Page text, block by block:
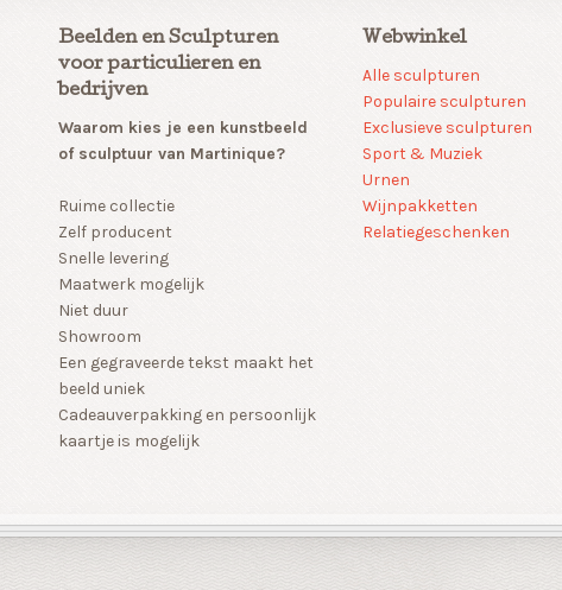
Beelden en Sculpturen
voor particulieren en
bedrijven
Waarom kies je een kunstbeeld
of sculptuur van Martinique?
Ruime collectie
Zelf producent
Snelle levering
Maatwerk mogelijk
Niet duur
Showroom
Een gegraveerde tekst maakt het
beeld uniek
Cadeauverpakking en persoonlijk
kaartje is mogelijk
Webwinkel
Alle sculpturen
Populaire sculpturen
Exclusieve sculpturen
Sport & Muziek
Urnen
Wijnpakketten
Relatiegeschenken